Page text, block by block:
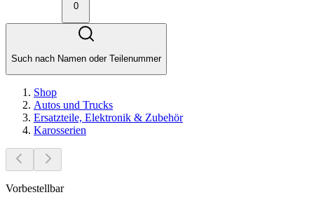
0
Such nach Namen oder Teilenummer
Shop
Autos und Trucks
Ersatzteile, Elektronik & Zubehör
Karosserien
Vorbestellbar